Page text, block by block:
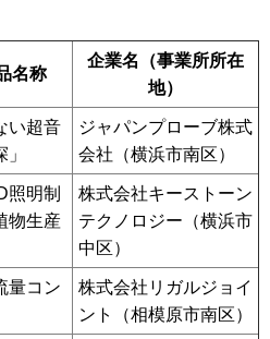
名称
企業名（事業所所在
地）
い超音
ジャパンプローブ株式
会社（横浜市南区）
照明制
物生産
株式会社キーストーン
テクノロジー（横浜市
中区）
量コン
株式会社リガルジョイ
ント（相模原市南区）